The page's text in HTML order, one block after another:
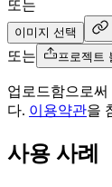
또는
이미지 선택
또는 프로젝트
업로드함으로써
다. 이용약관을
사용 사례